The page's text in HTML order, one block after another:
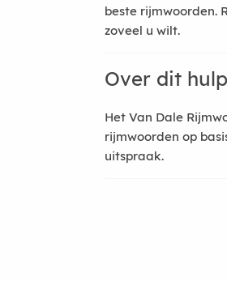
beste rijmwoorden.
zoveel u wilt.
Over dit
Het Van Dale
rijmwoorden op
uitspraak.